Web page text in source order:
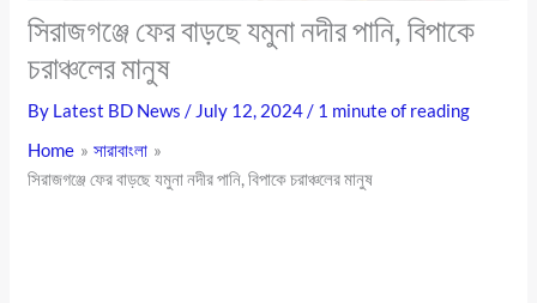
সিরাজগঞ্জে ফের বাড়ছে যমুনা নদীর পানি, বিপাকে
চরাঞ্চলের মানুষ
By Latest BD News/ July 12, 2024/ 1 minute of reading
Home
সারাবাংলা
সিরাজগঞ্জে ফের বাড়ছে যমুনা নদীর পানি, বিপাকে চরাঞ্চলের মানুষ